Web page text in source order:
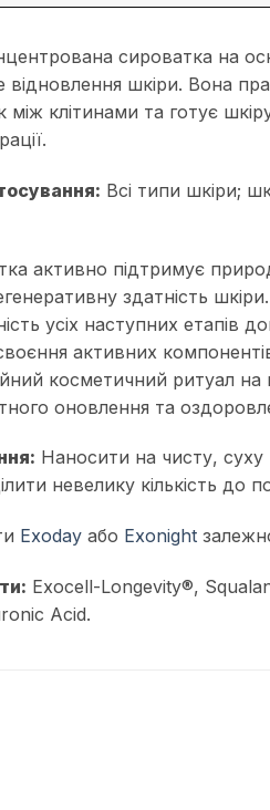
сироватка на
шкіри. Вона
між клітинами та готує
Всі типи шкіри;
активно підтримує
здатність
усіх наступних етапів
активних
косметичний ритуал на
оновлення та
Наносити на чисту, суху
невелику кількість до
Exodayабо Exonight
Exocell-Longevity®,
Acid.